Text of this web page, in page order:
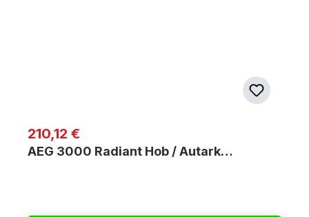
Regulärer Preis:
210,12 €
AEG 3000 Radiant Hob / Autark…